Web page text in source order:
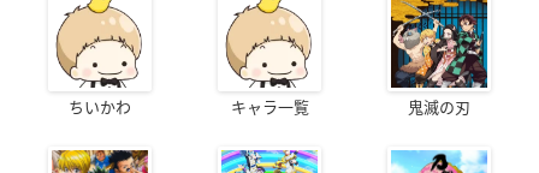
ちいかわ キャラ一覧 鬼滅の刃